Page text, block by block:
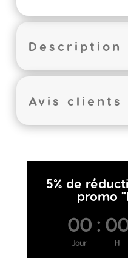
Description
Avis clients
5% de
promo
00
Jour
:
H